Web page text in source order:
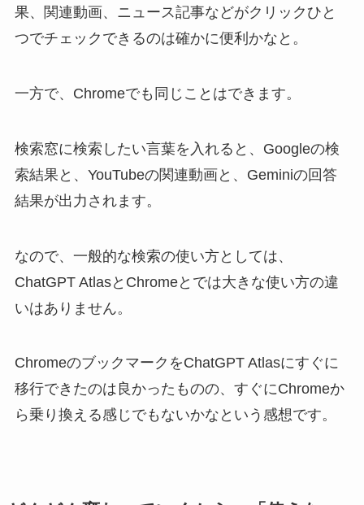
果、関連動画、ニュース記事などがクリックひと
つでチェックできるのは確かに便利かなと。
一方で、Chromeでも同じことはできます。
検索窓に検索したい言葉を入れると、Googleの検
索結果と、YouTubeの関連動画と、Geminiの回答
結果が出力されます。
なので、一般的な検索の使い方としては、
ChatGPT AtlasとChromeとでは大きな使い方の違
いはありません。
ChromeのブックマークをChatGPT Atlasにすぐに
移行できたのは良かったものの、すぐにChromeか
ら乗り換える感じでもないかなという感想です。